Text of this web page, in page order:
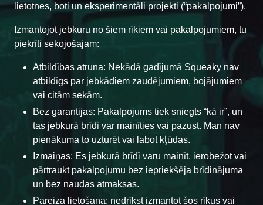
lietotnes, boti un eksperimentāli projekti (“pakalpojumi”).
Izmantojot jebkuru no šiem rīkiem vai pakalpojumiem, tu
piekrīti sekojošajam:
Atbildības atruna: Nekādā gadījumā Squeaky nav
atbildīgs par jebkādiem zaudējumiem, bojājumiem
vai citām sekām.
Bez garantijas: Pakalpojums tiek sniegts “kā ir”, un
tas jebkurā brīdī var mainīties vai pazust. Man nav
pienākuma to uzturēt vai labot kļūdas.
Izmaiņas: Es jebkurā brīdī varu mainīt, ierobežot vai
pārtraukt pakalpojumu bez iepriekšēja brīdinājuma
un bez naudas atmaksas.
Pareiza lietošana: nedrīkst izmantot šos rīkus vai